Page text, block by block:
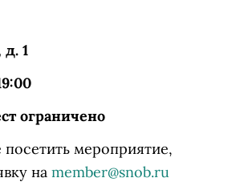
1
ограничено
посетить мероприятие,
на member@snob.ru